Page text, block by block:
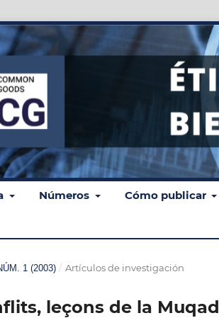
Números Cómo publicar
1 (2003) / Artículos de investigación
leçons de la